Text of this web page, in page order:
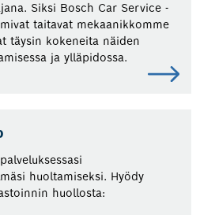
Siksi Bosch Car Service -
taitavat mekaanikkomme
täysin kokeneita näiden
ja ylläpidossa.
huoltamiseksi. Hyödy
huollosta: